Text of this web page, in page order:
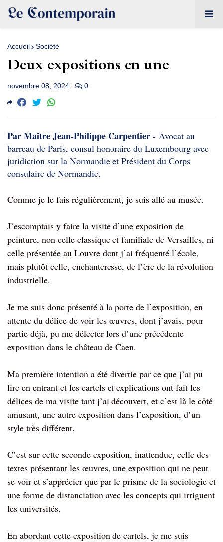
Accueil Société
Deux expositions en une
novembre 08, 2024 0
Par Maître Jean-Philippe Carpentier - Avocat au
barreau de Paris, consul honoraire du Luxembourg avec
juridiction sur la Normandie et Président du Corps
consulaire de Normandie.
Comme je le fais régulièrement, je suis allé au musée.
J’escomptais y faire la visite d’une exposition de
peinture, non celle classique et familiale de Versailles, ni
celle présentée au Louvre dont j’ai fréquenté l’école,
mais plutôt celle, enchanteresse, de l’ère de la révolution
industrielle.
Je me suis donc présenté à la porte de l’exposition, en
attente du délice de voir les œuvres, dont j’avais, pour
partie déjà, pu me délecter lors d’une précédente
exposition dans le château de Caen.
Ma première intention a été divertie par ce que j’ai pu
lire en entrant et les cartels et explications ont fait les
délices de ma visite tant j’ai découvert, et c’est là le côté
amusant, une autre exposition dans l’exposition, d’un
style très différent.
C’est sur cette seconde exposition, inattendue, celle des
textes présentant les œuvres, une exposition qui ne peut
se voir et s’apprécier que par le prisme de la sociologie et
une forme de distanciation avec les concepts qui irriguent
les universités.
En abordant cette exposition de cartels, je me suis